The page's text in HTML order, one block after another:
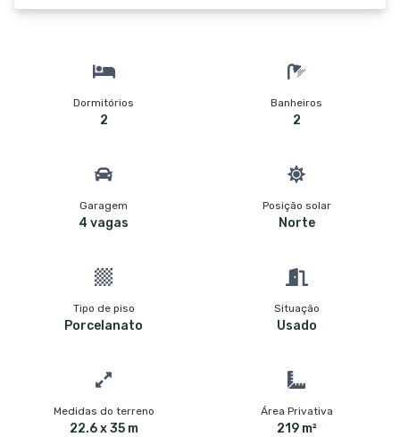
Dormitórios
2
Banheiros
2
Garagem
4 vagas
Posição solar
Norte
Tipo de piso
Porcelanato
Situação
Usado
Medidas do terreno
22.6 x 35 m
Área Privativa
219 m²